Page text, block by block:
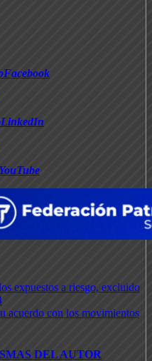
expuestos a riesgo, excluido
acuerdo con los movimientos
MAS DEL AUTOR